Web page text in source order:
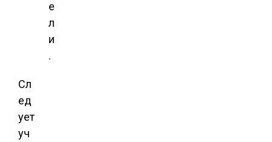
е
л
и
.
Сл
ед
ует
уч